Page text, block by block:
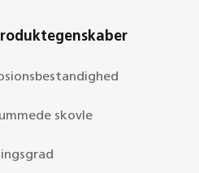
skovle